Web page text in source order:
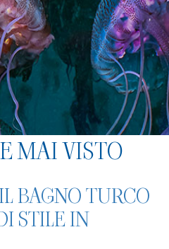
MAI VISTO
BAGNO TURCO
STILE IN